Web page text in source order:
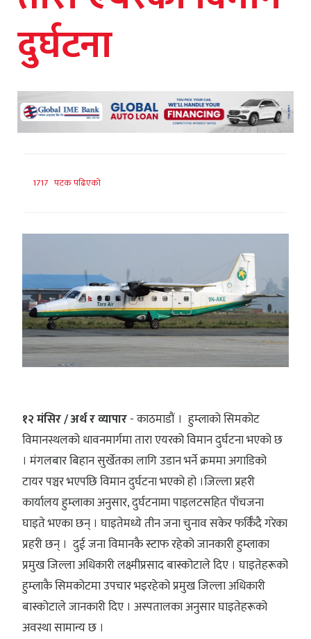
दुर्घटना
1717 पटक पढिएको
१२ मंसिर / अर्थ र व्यापार- काठमाडौं । हुम्लाको सिमकोट
विमानस्थलको धावनमार्गमा तारा एयरको विमान दुर्घटना भएको छ
। मंगलबार बिहान सुर्खेतका लागि उडान भर्ने क्रममा अगाडिको
टायर पञ्चर भएपछि विमान दुर्घटना भएको हो ।जिल्ला प्रहरी
कार्यालय हुम्लाका अनुसार, दुर्घटनामा पाइलटसहित पाँचजना
घाइते भएका छन् । घाइतेमध्ये तीन जना चुनाव सकेर फर्किँदै गरेका
प्रहरी छन् । दुई जना विमानकै स्टाफ रहेको जानकारी हुम्लाका
प्रमुख जिल्ला अधिकारी लक्ष्मीप्रसाद बास्कोटाले दिए । घाइतेहरूको
हुम्लाकै सिमकोटमा उपचार भइरहेको प्रमुख जिल्ला अधिकारी
बास्कोटाले जानकारी दिए । अस्पतालका अनुसार घाइतेहरूको
अवस्था सामान्य छ ।